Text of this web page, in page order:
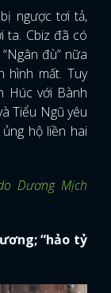
ngược tơi tả,
ta. Cbiz đã có
đù” nữa
hình mất. Tuy
Húc với Bành
Tiểu Ngũ yêu
hộ liền hai
Dương Mịch
“hảo tỷ